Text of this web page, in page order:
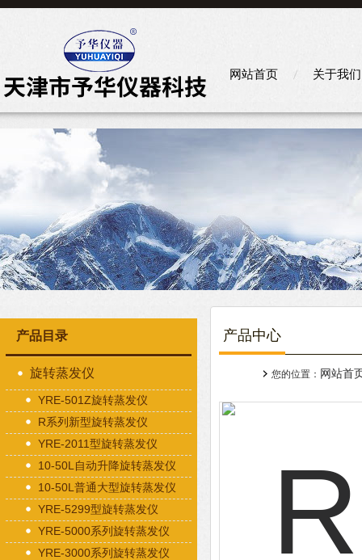
网站首页 关于我们
产品目录
旋转蒸发仪
YRE-501Z旋转蒸发仪
R系列新型旋转蒸发仪
YRE-2011型旋转蒸发仪
10-50L自动升降旋转蒸发仪
10-50L普通大型旋转蒸发仪
YRE-5299型旋转蒸发仪
YRE-5000系列旋转蒸发仪
YRE-3000系列旋转蒸发仪
产品中心
您的位置： 网站首